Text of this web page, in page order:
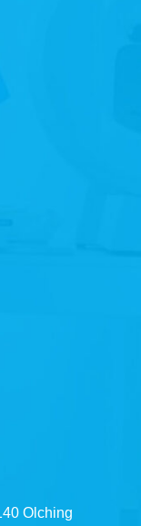
Olching